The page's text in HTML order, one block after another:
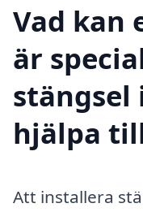
Vad kan
är
stängsel
hjälpa
Att installera